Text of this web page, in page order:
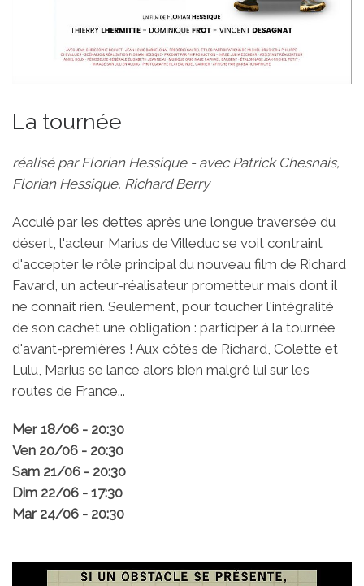
La tournée
réalisé par Florian Hessique - avec Patrick Chesnais,
Florian Hessique, Richard Berry
Acculé par les dettes après une longue traversée du
désert, l'acteur Marius de Villeduc se voit contraint
d'accepter le rôle principal du nouveau film de Richard
Favard, un acteur-réalisateur prometteur mais dont il
ne connait rien. Seulement, pour toucher l'intégralité
de son cachet une obligation : participer à la tournée
d'avant-premières ! Aux côtés de Richard, Colette et
Lulu, Marius se lance alors bien malgré lui sur les
routes de France...
Mer 18/06 - 20:30
Ven 20/06 - 20:30
Sam 21/06 - 20:30
Dim 22/06 - 17:30
Mar 24/06 - 20:30